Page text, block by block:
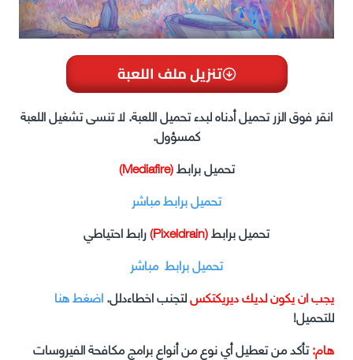
تنزيل ملف اللعبة
انقر فوق الزر تحميل أدناه لبدء تحميل اللعبة. لا تنسى تشغيل اللعبة
كمسؤول.
تحميل برابط(Mediafire)
تحميل برابط مباشر
تحميل برابط(Pixeldrain)
رابط احتياطي
تحميل برابط مباشر
يجب ان يكون لديك ديريكتكسلتجنب اخطاءدلل.اضغط هنا
للتحميل!
هام:تأكد من تعطيل أي نوع من أنواع برامج مكافحة الفيروسات